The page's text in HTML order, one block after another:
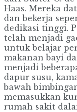
Haas. Mereka
dan bekerja
dedikasi tinggi.
telah menjadi
untuk belajar
makanan bayi
menjadi
dapur susu,
bawah
memasukkan
rumah sakit